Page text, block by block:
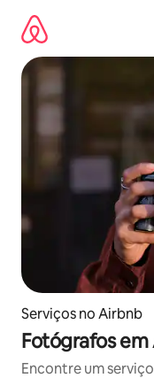
para
conteúdo
Serviços no Airbnb
Fotógrafos
Encontre um